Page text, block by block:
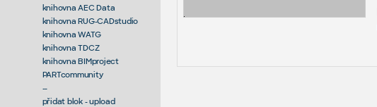
knihovna AEC Data
knihovna RUG-CADstudio
knihovna WATG
knihovna TDCZ
knihovna BIMproject
PARTcommunity
--
přidat blok - upload